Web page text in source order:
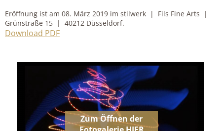
Eröffnung ist am 08. März 2019 im stilwerk | Fils Fine Arts |
Grünstraße 15 | 40212 Düsseldorf.
Download PDF